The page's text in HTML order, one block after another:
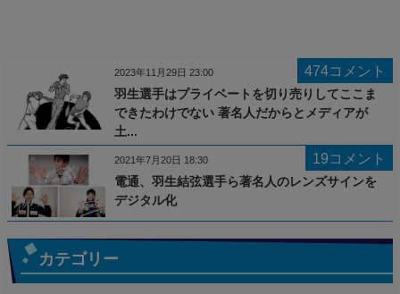
474コメント
羽生選手はプライベートを切り売りしてここま
できたわけでない 著名人だからとメディアが
土...
2023年11月29日 23:00
19コメント
電通、羽生結弦選手ら著名人のレンズサインを
デジタル化
2021年7月20日 18:30
カテゴリー